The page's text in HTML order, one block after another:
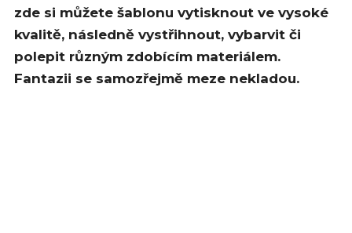
zde si můžete šablonu vytisknout ve vysoké
kvalitě, následně vystřihnout, vybarvit či
polepit různým zdobícím materiálem.
Fantazii se samozřejmě meze nekladou.